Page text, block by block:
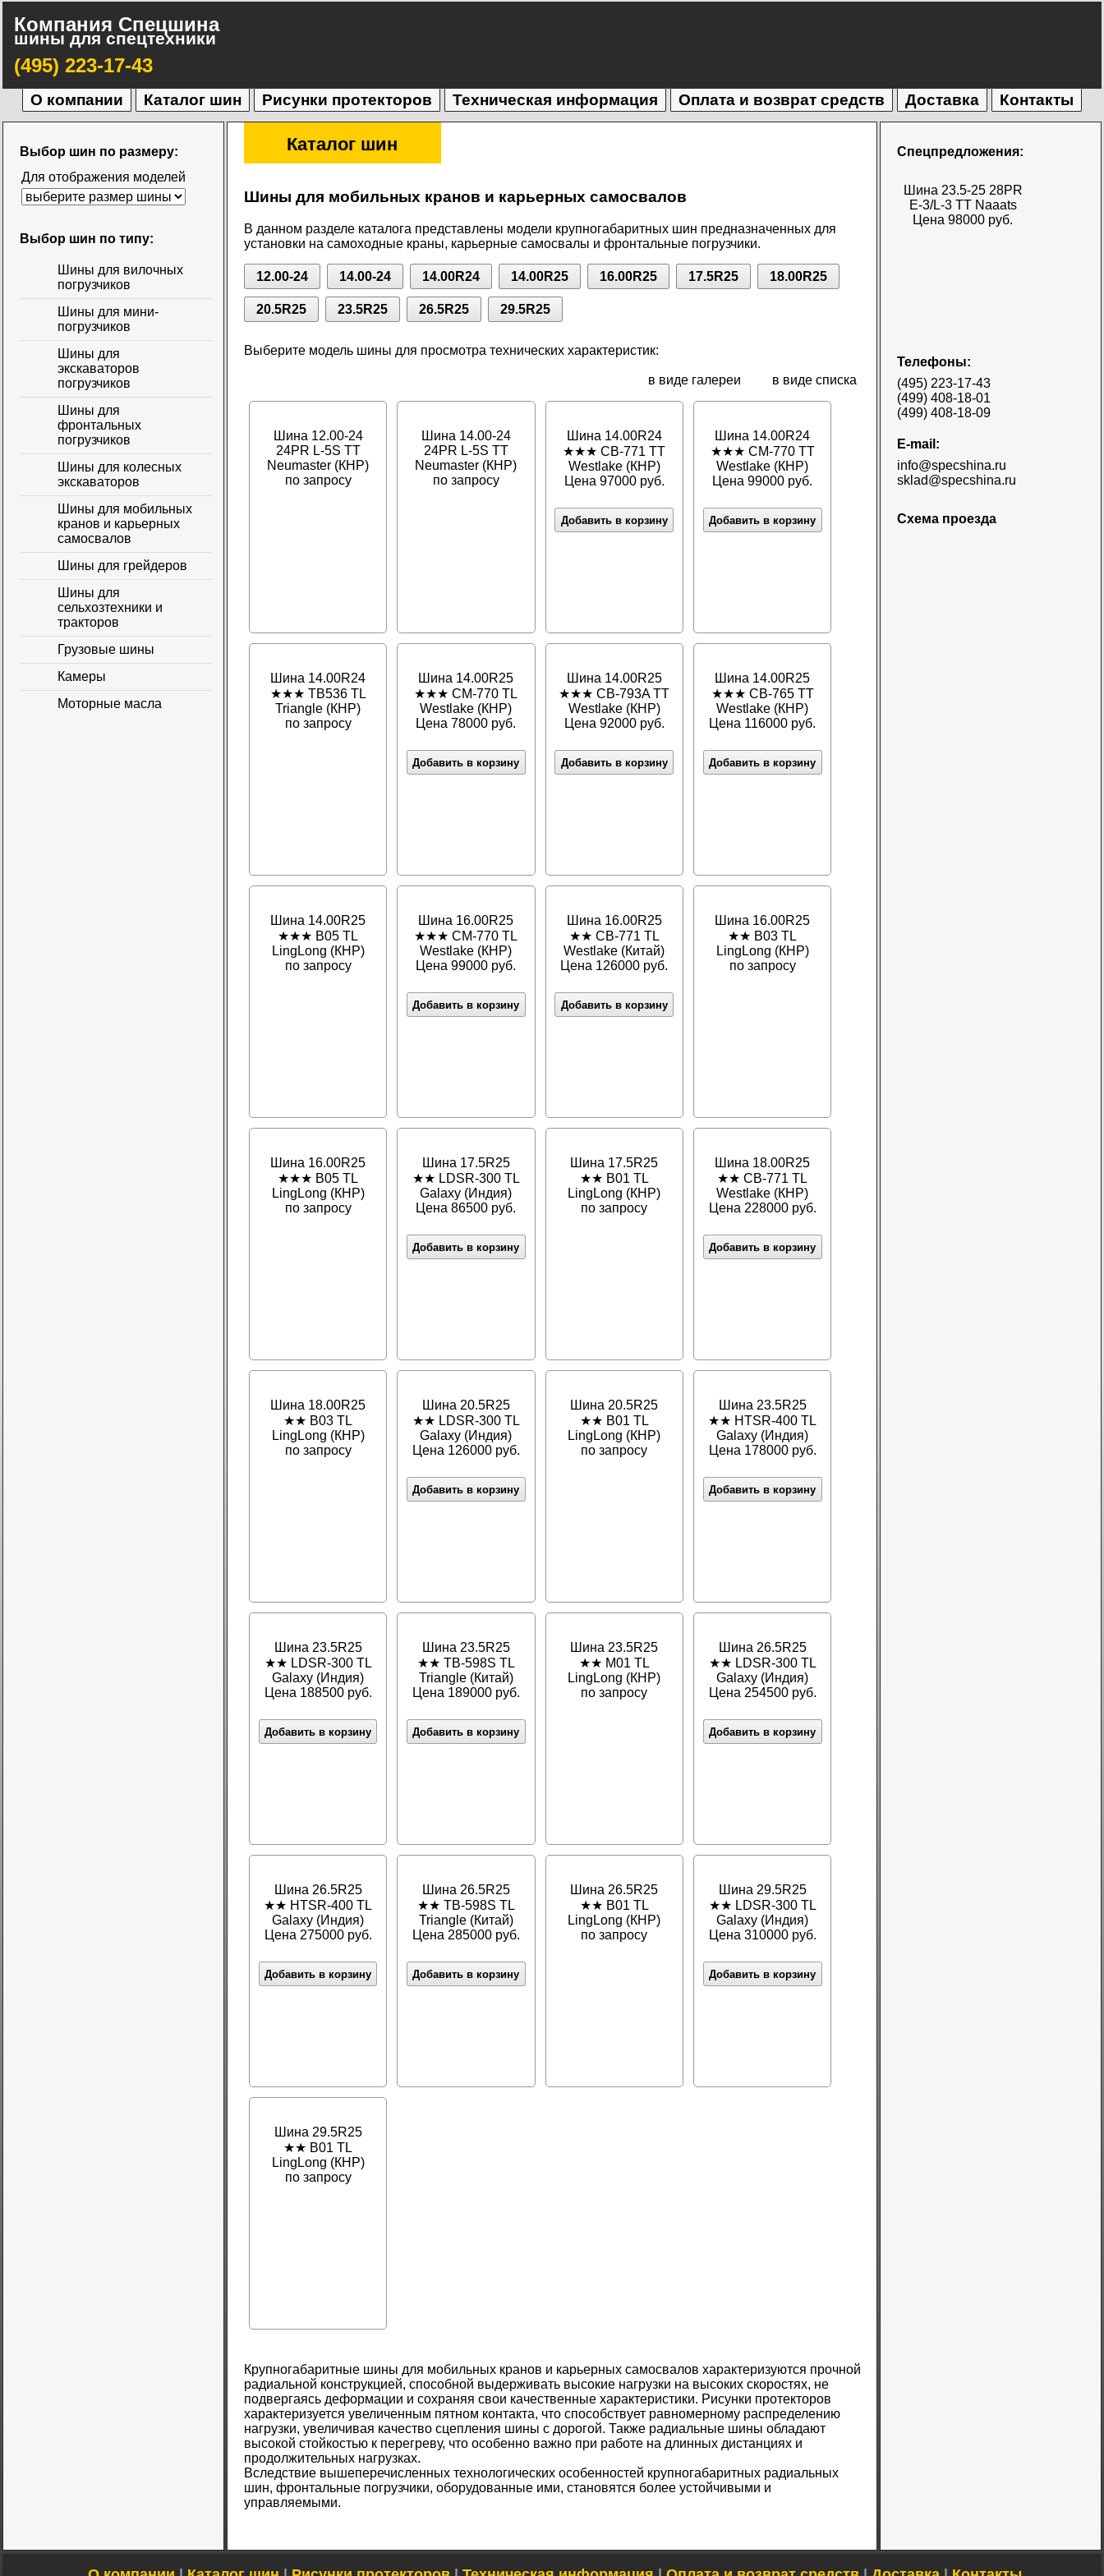
Компания Спецшина
шины для спецтехники
(495) 223-17-43
О компании Каталог шин Рисунки протекторов Техническая информация Оплата и возврат средств Доставка Контакты
Каталог шин
Шины для мобильных кранов и карьерных самосвалов
В данном разделе каталога представлены модели крупногабаритных шин предназначенных для
установки на самоходные краны, карьерные самосвалы и фронтальные погрузчики.
12.00-24 14.00-24 14.00R24 14.00R25 16.00R25 17.5R25 18.00R25
20.5R25 23.5R25 26.5R25 29.5R25
Выберите модель шины для просмотра технических характеристик:
в виде списка
в виде галереи
Шина 12.00-24
24PR L-5S TT
Neumaster (КНР)
по запросу
Шина 14.00-24
24PR L-5S TT
Neumaster (КНР)
по запросу
Шина 14.00R24
★★★ CB-771 TT
Westlake (КНР)
Цена 97000 руб.
Добавить в корзину
Шина 14.00R24
★★★ CM-770 TT
Westlake (КНР)
Цена 99000 руб.
Добавить в корзину
Шина 14.00R24
★★★ TB536 TL
Triangle (КНР)
по запросу
Шина 14.00R25
★★★ CM-770 TL
Westlake (КНР)
Цена 78000 руб.
Добавить в корзину
Шина 14.00R25
★★★ CB-793A TT
Westlake (КНР)
Цена 92000 руб.
Добавить в корзину
Шина 14.00R25
★★★ CB-765 TT
Westlake (КНР)
Цена 116000 руб.
Добавить в корзину
Шина 14.00R25
★★★ B05 TL
LingLong (КНР)
по запросу
Шина 16.00R25
★★★ CM-770 TL
Westlake (КНР)
Цена 99000 руб.
Добавить в корзину
Шина 16.00R25
★★ CB-771 TL
Westlake (Китай)
Цена 126000 руб.
Добавить в корзину
Шина 16.00R25
★★ B03 TL
LingLong (КНР)
по запросу
Шина 16.00R25
★★★ B05 TL
LingLong (КНР)
по запросу
Шина 17.5R25
★★ LDSR-300 TL
Galaxy (Индия)
Цена 86500 руб.
Добавить в корзину
Шина 17.5R25
★★ B01 TL
LingLong (КНР)
по запросу
Шина 18.00R25
★★ CB-771 TL
Westlake (КНР)
Цена 228000 руб.
Добавить в корзину
Шина 18.00R25
★★ B03 TL
LingLong (КНР)
по запросу
Шина 20.5R25
★★ LDSR-300 TL
Galaxy (Индия)
Цена 126000 руб.
Добавить в корзину
Шина 20.5R25
★★ B01 TL
LingLong (КНР)
по запросу
Шина 23.5R25
★★ HTSR-400 TL
Galaxy (Индия)
Цена 178000 руб.
Добавить в корзину
Шина 23.5R25
★★ LDSR-300 TL
Galaxy (Индия)
Цена 188500 руб.
Добавить в корзину
Шина 23.5R25
★★ TB-598S TL
Triangle (Китай)
Цена 189000 руб.
Добавить в корзину
Шина 23.5R25
★★ M01 TL
LingLong (КНР)
по запросу
Шина 26.5R25
★★ LDSR-300 TL
Galaxy (Индия)
Цена 254500 руб.
Добавить в корзину
Шина 26.5R25
★★ HTSR-400 TL
Galaxy (Индия)
Цена 275000 руб.
Добавить в корзину
Шина 26.5R25
★★ TB-598S TL
Triangle (Китай)
Цена 285000 руб.
Добавить в корзину
Шина 26.5R25
★★ B01 TL
LingLong (КНР)
по запросу
Шина 29.5R25
★★ LDSR-300 TL
Galaxy (Индия)
Цена 310000 руб.
Добавить в корзину
Шина 29.5R25
★★ B01 TL
LingLong (КНР)
по запросу
Крупногабаритные шины для мобильных кранов и карьерных самосвалов характеризуются прочной
радиальной конструкцией, способной выдерживать высокие нагрузки на высоких скоростях, не
подвергаясь деформации и сохраняя свои качественные характеристики. Рисунки протекторов
характеризуется увеличенным пятном контакта, что способствует равномерному распределению
нагрузки, увеличивая качество сцепления шины с дорогой. Также радиальные шины обладают
высокой стойкостью к перегреву, что особенно важно при работе на длинных дистанциях и
продолжительных нагрузках.
Вследствие вышеперечисленных технологических особенностей крупногабаритных радиальных
шин, фронтальные погрузчики, оборудованные ими, становятся более устойчивыми и
управляемыми.
Спецпредложения:
Шина 23.5-25 28PR
E-3/L-3 TT Naaats
Цена 98000 руб.
Шина 17.5-25 28PR
E-3/L-3 TT Naaats
Цена 48000 руб.
Шина 18.4-26 12PR
Телефоны:
(495) 223-17-43
(499) 408-18-01
(499) 408-18-09
E-mail:
info@specshina.ru
sklad@specshina.ru
Схема проезда
Выбор шин по размеру:
Для отображения моделей
Выбор шин по типу:
Шины для вилочных
погрузчиков
Шины для мини-
погрузчиков
Шины для
экскаваторов
погрузчиков
Шины для
фронтальных
погрузчиков
Шины для колесных
экскаваторов
Шины для мобильных
кранов и карьерных
самосвалов
Шины для грейдеров
Шины для
сельхозтехники и
тракторов
Грузовые шины
Камеры
Моторные масла